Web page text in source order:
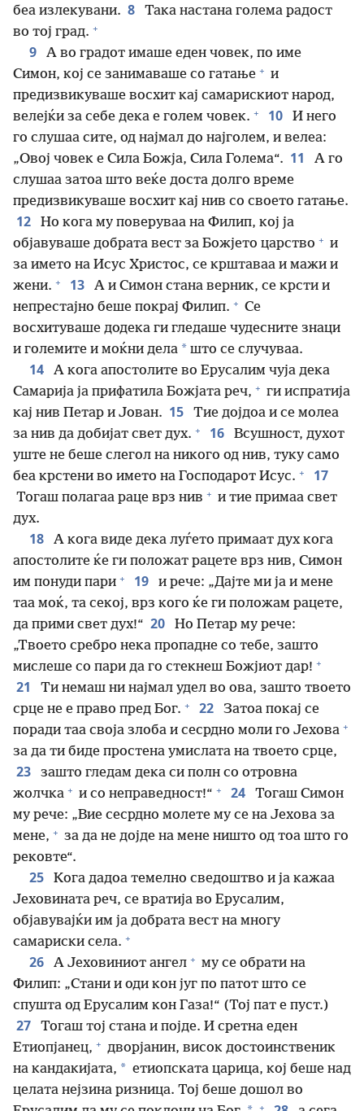
беа излекувани. 8
Така настана голема радост
во тој град. +
9
А во градот имаше еден човек, по име
Симон, кој се занимаваше со гатање + и
предизвикуваше восхит кај самарискиот народ,
велејќи за себе дека е голем човек. + 10
И него
го слушаа сите, од најмал до најголем, и велеа:
„Овој човек е Сила Божја, Сила Голема“. 11
А го
слушаа затоа што веќе доста долго време
предизвикуваше восхит кај нив со своето гатање.
12
Но кога му поверуваа на Филип, кој ја
објавуваше добрата вест за Божјето царство + и
за името на Исус Христос, се крштаваа и мажи и
жени. + 13
А и Симон стана верник, се крсти и
непрестајно беше покрај Филип. + Се
восхитуваше додека ги гледаше чудесните знаци
и големите и моќни дела * што се случуваа.
14
А кога апостолите во Ерусалим чуја дека
Самарија ја прифатила Божјата реч, + ги испратија
кај нив Петар и Јован. 15
Тие дојдоа и се молеа
за нив да добијат свет дух. + 16
Всушност, духот
уште не беше слегол на никого од нив, туку само
беа крстени во името на Господарот Исус. + 17
Тогаш полагаа раце врз нив + и тие примаа свет
дух.
18
А кога виде дека луѓето примаат дух кога
апостолите ќе ги положат рацете врз нив, Симон
им понуди пари + 19
и рече: „Дајте ми ја и мене
таа моќ, та секој, врз кого ќе ги положам рацете,
да прими свет дух!“ 20
Но Петар му рече:
„Твоето сребро нека пропадне со тебе, зашто
мислеше со пари да го стекнеш Божјиот дар! +
21
Ти немаш ни најмал удел во ова, зашто твоето
срце не е право пред Бог. + 22
Затоа покај се
поради таа своја злоба и сесрдно моли го Јехова +
за да ти биде простена умислата на твоето срце,
23
зашто гледам дека си полн со отровна
жолчка + и со неправедност!“ + 24
Тогаш Симон
му рече: „Вие сесрдно молете му се на Јехова за
мене, + за да не дојде на мене ништо од тоа што го
рековте“.
25
Кога дадоа темелно сведоштво и ја кажаа
Јеховината реч, се вратија во Ерусалим,
објавувајќи им ја добрата вест на многу
самариски села. +
26 А Јеховиниот ангел + му се обрати на
Филип: „Стани и оди кон југ по патот што се
спушта од Ерусалим кон Газа!“ (Тој пат е пуст.)
27
Тогаш тој стана и појде. И сретна еден
Етиопјанец, + дворјанин, висок достоинственик
на кандакијата, * етиопската царица, кој беше над
целата нејзина ризница. Тој беше дошол во
+